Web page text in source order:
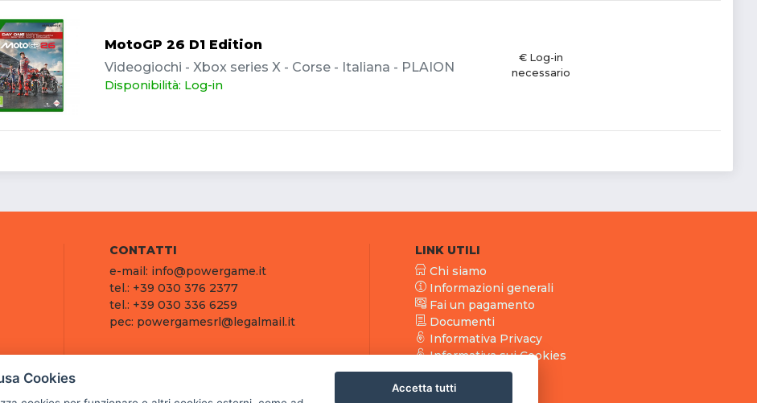
MotoGP 26 D1 Edition
Videogiochi - Xbox series X - Corse - Italiana - PLAION
Disponibilità: Log-in
€ Log-in
necessario
CONTATTI
e-mail: info@powergame.it
tel.: +39 030 376 2377
tel.: +39 030 336 6259
pec: powergamesrl@legalmail.it
LINK UTILI
Chi siamo
Informazioni generali
Fai un pagamento
Documenti
Informativa Privacy
Informativa sui Cookies
Cookies
Accetta tutti